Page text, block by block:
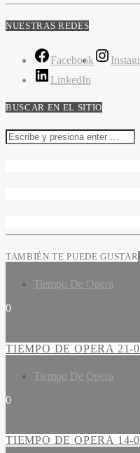
NUESTRAS REDES
Facebook
LinkedIn
BUSCAR EN EL SITIO
TAMBIÉN TE PUEDE GUSTAR
Tiempo De Opera
0
TIEMPO DE OPERA 21-
Tiempo De Opera
0
TIEMPO DE OPERA 14-